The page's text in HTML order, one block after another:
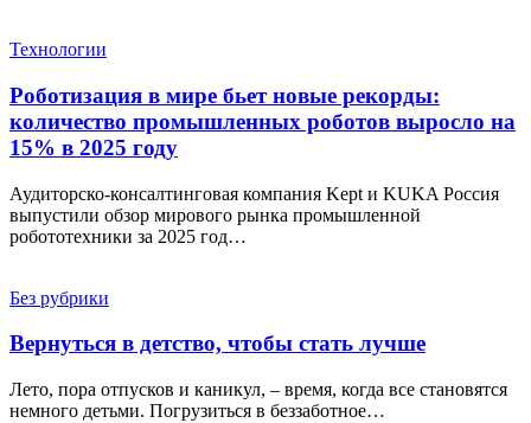
Технологии
Роботизация в мире бьет новые рекорды:
количество промышленных роботов выросло на
15% в 2025 году
Аудиторско-консалтинговая компания Kept и KUKA Россия
выпустили обзор мирового рынка промышленной
робототехники за 2025 год…
Без рубрики
Вернуться в детство, чтобы стать лучше
Лето, пора отпусков и каникул, – время, когда все становятся
немного детьми. Погрузиться в беззаботное…